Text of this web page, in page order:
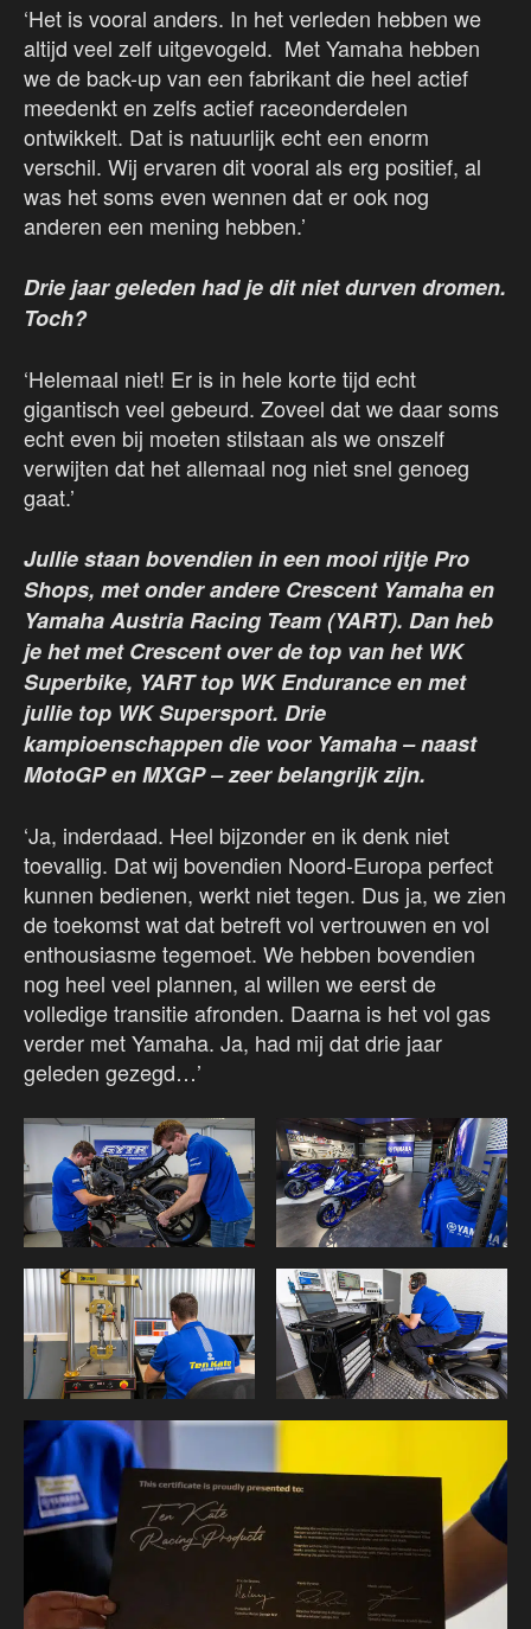
‘Het is vooral anders. In het verleden hebben we
altijd veel zelf uitgevogeld. Met Yamaha hebben
we de back-up van een fabrikant die heel actief
meedenkt en zelfs actief raceonderdelen
ontwikkelt. Dat is natuurlijk echt een enorm
verschil. Wij ervaren dit vooral als erg positief, al
was het soms even wennen dat er ook nog
anderen een mening hebben.’
Drie jaar geleden had je dit niet durven dromen.
Toch?
‘Helemaal niet! Er is in hele korte tijd echt
gigantisch veel gebeurd. Zoveel dat we daar soms
echt even bij moeten stilstaan als we onszelf
verwijten dat het allemaal nog niet snel genoeg
gaat.’
Jullie staan bovendien in een mooi rijtje Pro
Shops, met onder andere Crescent Yamaha en
Yamaha Austria Racing Team (YART). Dan heb
je het met Crescent over de top van het WK
Superbike, YART top WK Endurance en met
jullie top WK Supersport. Drie
kampioenschappen die voor Yamaha – naast
MotoGP en MXGP – zeer belangrijk zijn.
‘Ja, inderdaad. Heel bijzonder en ik denk niet
toevallig. Dat wij bovendien Noord-Europa perfect
kunnen bedienen, werkt niet tegen. Dus ja, we zien
de toekomst wat dat betreft vol vertrouwen en vol
enthousiasme tegemoet. We hebben bovendien
nog heel veel plannen, al willen we eerst de
volledige transitie afronden. Daarna is het vol gas
verder met Yamaha. Ja, had mij dat drie jaar
geleden gezegd…’